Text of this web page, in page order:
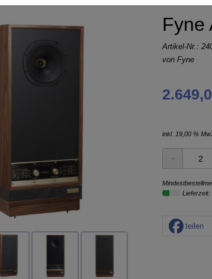
Fyne
Artikel-Nr.:
von Fyne
inkl. 19,00 %
Lieferzeit:
teilen